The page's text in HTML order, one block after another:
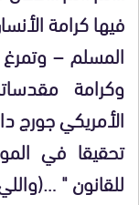
فيها كرامة
المسلم –
وكرامة
الأمريكي جورج
تحقيقا في
للقانون "